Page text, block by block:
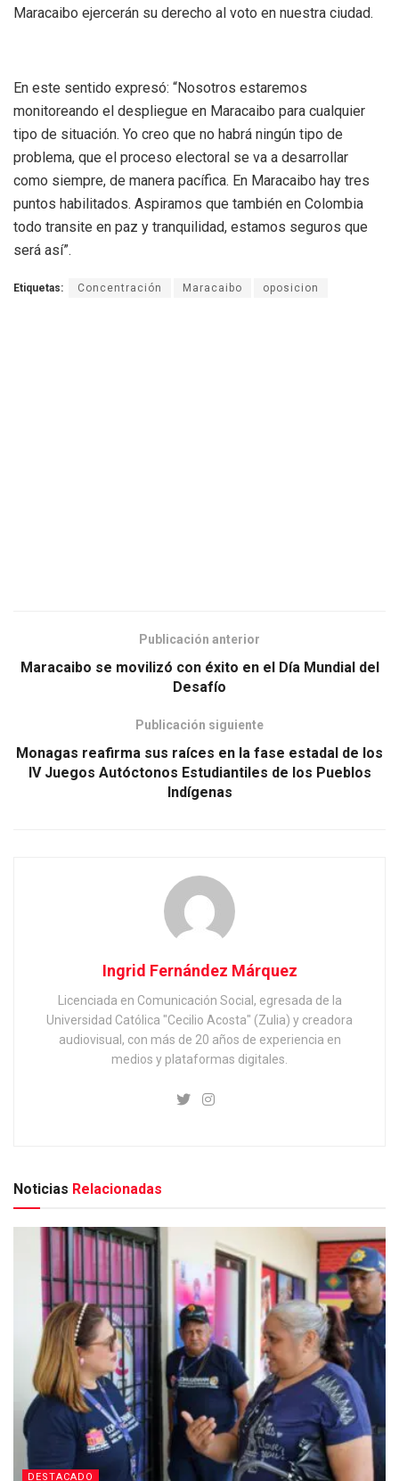
Maracaibo ejercerán su derecho al voto en nuestra ciudad.
En este sentido expresó: “Nosotros estaremos
monitoreando el despliegue en Maracaibo para cualquier
tipo de situación. Yo creo que no habrá ningún tipo de
problema, que el proceso electoral se va a desarrollar
como siempre, de manera pacífica. En Maracaibo hay tres
puntos habilitados. Aspiramos que también en Colombia
todo transite en paz y tranquilidad, estamos seguros que
será así”.
Etiquetas: Concentración Maracaibo oposicion
Publicación anterior
Maracaibo se movilizó con éxito en el Día Mundial del
Desafío
Publicación siguiente
Monagas reafirma sus raíces en la fase estadal de los
IV Juegos Autóctonos Estudiantiles de los Pueblos
Indígenas
Ingrid Fernández Márquez
Licenciada en Comunicación Social, egresada de la
Universidad Católica "Cecilio Acosta" (Zulia) y creadora
audiovisual, con más de 20 años de experiencia en
medios y plataformas digitales.
Noticias Relacionadas
DESTACADO